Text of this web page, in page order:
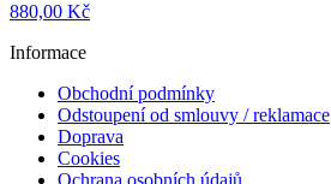
880,00 Kč
Informace
Obchodní podmínky
Odstoupení od smlouvy / reklamace
Doprava
Cookies